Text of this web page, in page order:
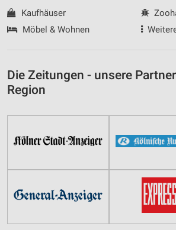
Kaufhäuser
Möbel & Wohnen
Die Zeitungen - unsere
Region